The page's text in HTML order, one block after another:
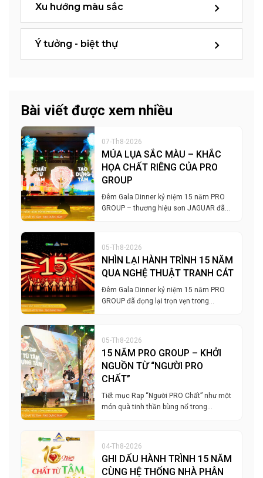
Xu hướng màu sắc
Ý tưởng - biệt thự
Bài viết được xem nhiều
07-Th8-2026
MÚA LỤA SẮC MÀU – KHẮC
HỌA CHẤT RIÊNG CỦA PRO
GROUP
Đêm Gala Dinner kỷ niệm 15 năm PRO
GROUP – thương hiệu sơn JAGUAR đã…
05-Th8-2026
NHÌN LẠI HÀNH TRÌNH 15 NĂM
QUA NGHỆ THUẬT TRANH CÁT
Đêm Gala Dinner kỷ niệm 15 năm PRO
GROUP đã đọng lại trọn vẹn trong…
05-Th8-2026
15 NĂM PRO GROUP – KHỞI
NGUỒN TỪ “NGƯỜI PRO
CHẤT”
Tiết mục Rap “Người PRO Chất” như một
món quà tinh thần bùng nổ trong…
04-Th8-2026
GHI DẤU HÀNH TRÌNH 15 NĂM
CÙNG HỆ THỐNG NHÀ PHÂN